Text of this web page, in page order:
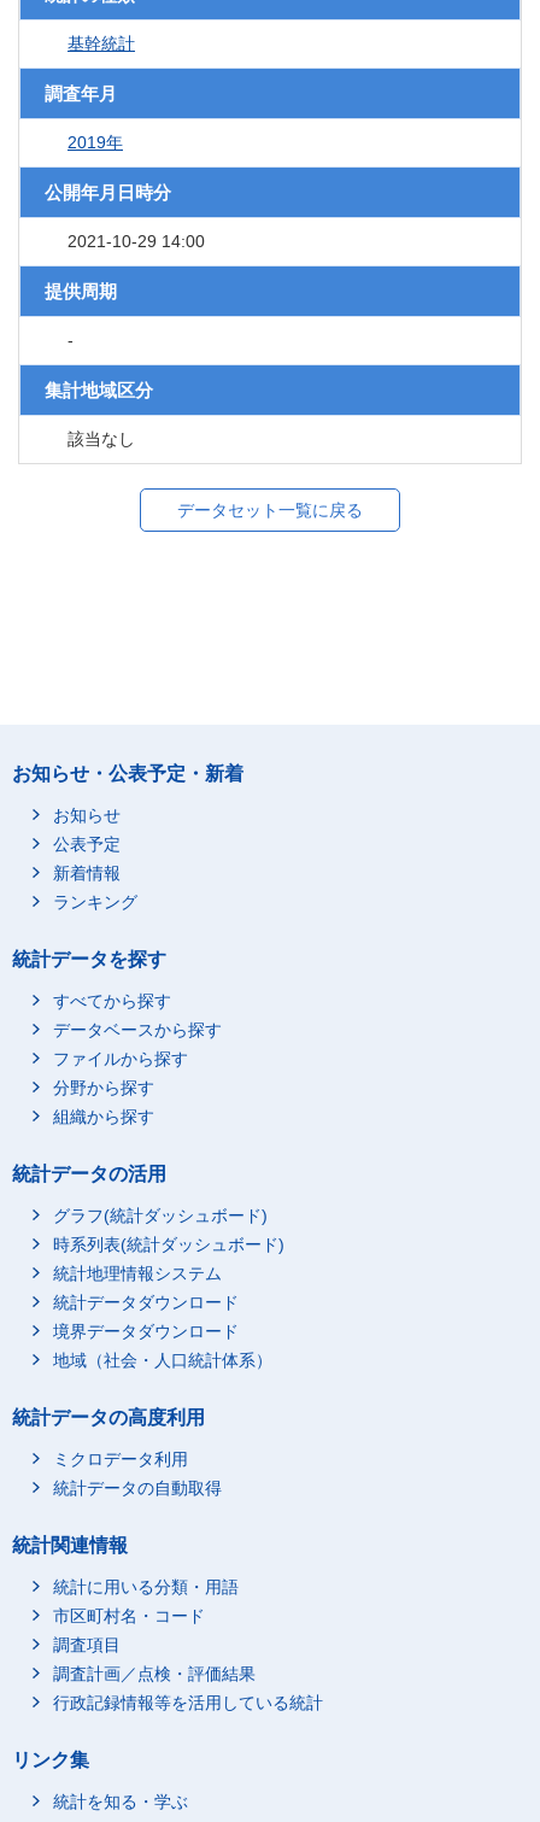
基幹統計
調査年月
2019年
公開年月日時分
2021-10-29 14:00
提供周期
-
集計地域区分
該当なし
データセット一覧に戻る
お知らせ・公表予定・新着
お知らせ
公表予定
新着情報
ランキング
統計データを探す
すべてから探す
データベースから探す
ファイルから探す
分野から探す
組織から探す
統計データの活用
グラフ(統計ダッシュボード)
時系列表(統計ダッシュボード)
統計地理情報システム
統計データダウンロード
境界データダウンロード
地域（社会・人口統計体系）
統計データの高度利用
ミクロデータ利用
統計データの自動取得
統計関連情報
統計に用いる分類・用語
市区町村名・コード
調査項目
調査計画／点検・評価結果
行政記録情報等を活用している統計
リンク集
統計を知る・学ぶ